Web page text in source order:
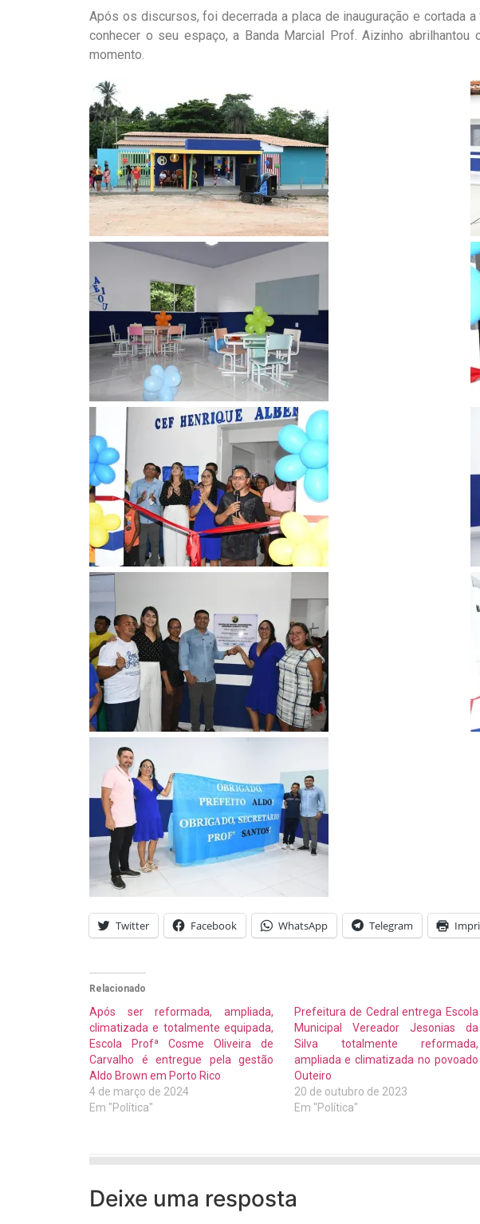
Após os discursos, foi decerrada a placa de inauguração e cortada
conhecer o seu espaço, a Banda Marcial Prof. Aizinho
momento.
Twitter Facebook WhatsApp Telegram
Relacionado
Após ser reformada, ampliada,
climatizada e totalmente equipada,
Escola Profª Cosme Oliveira de
Carvalho é entregue pela gestão
Aldo Brown em Porto Rico
4 de março de 2024
Em "Política"
Prefeitura de Cedral entrega Escola
Municipal Vereador Jesonias da
Silva totalmente reformada,
ampliada e climatizada no povoado
Outeiro
20 de outubro de 2023
Em "Política"
Deixe uma resposta